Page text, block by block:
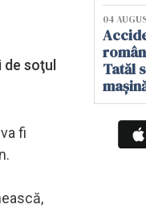
de soţul
fi
04
Tatăl